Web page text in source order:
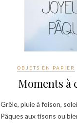
OBJETS EN PAPIER
Moments à
Grêle, pluie à foison,
Pâques aux tisons ou